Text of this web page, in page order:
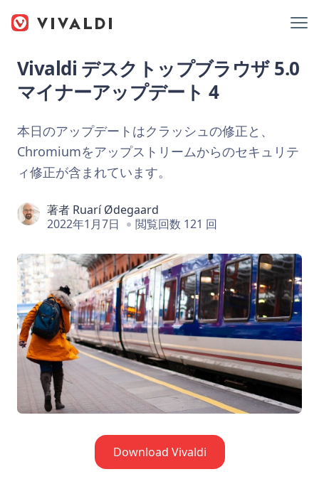
Vivaldi デスクトップブラウザ 5.0
マイナーアップデート 4
本日のアップデートはクラッシュの修正と、
Chromiumをアップストリームからのセキュリテ
ィ修正が含まれています。
著者 Ruarí Ødegaard
2022年1月7日
閲覧回数 121 回
Download Vivaldi